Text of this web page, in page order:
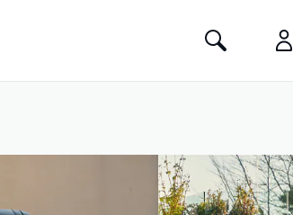
Toggle Search